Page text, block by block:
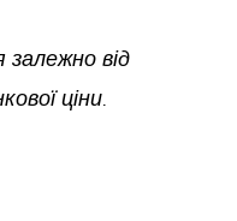
від
ціни.